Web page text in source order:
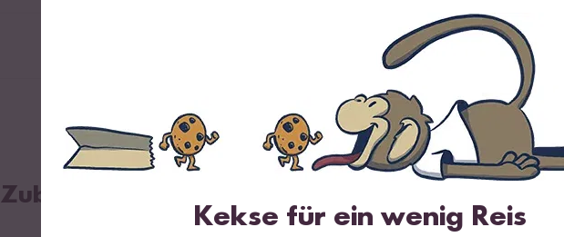
Zubereitung
Kekse für ein wenig Reis